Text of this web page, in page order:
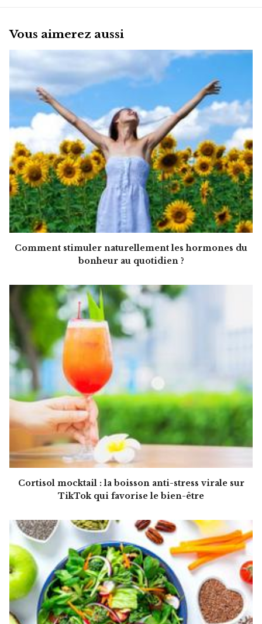
Vous aimerez aussi
Comment stimuler naturellement les hormones du
bonheur au quotidien ?
Cortisol mocktail : la boisson anti-stress virale sur
TikTok qui favorise le bien-être